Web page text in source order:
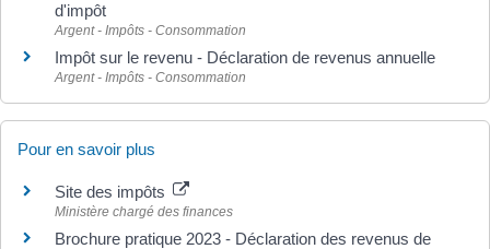
d'impôt
Argent - Impôts - Consommation
Impôt sur le revenu - Déclaration de revenus annuelle
Argent - Impôts - Consommation
Pour en savoir plus
Site des impôts
Ministère chargé des finances
Brochure pratique 2023 - Déclaration des revenus de